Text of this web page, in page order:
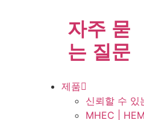
자주 묻
는 질문
제품
신뢰할 수 있
MHEC |